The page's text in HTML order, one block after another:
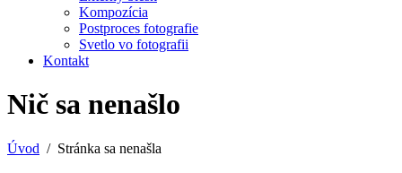
Kompozícia
Postproces fotografie
Svetlo vo fotografii
Kontakt
Nič sa nenašlo
Úvod Stránka sa nenašla